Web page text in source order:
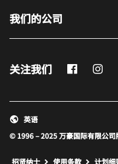
我们的公司
关注我们
© 1996 – 2025 万豪国际有限公
英语
招贤纳士 使用条款 计划细